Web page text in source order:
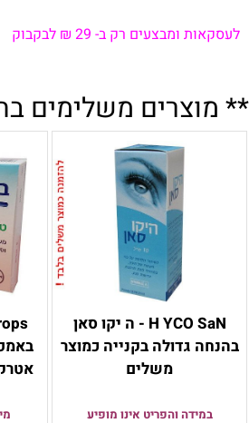
לעסקאות ומבצעים רק ב- 29 ₪ לבקבוק
** מוצרים משלימים
H YCO SaN - ה יקו סאן
בהנחה גדולה בקנייה כמוצר
משלים
במידה והפריט אינו מופיע